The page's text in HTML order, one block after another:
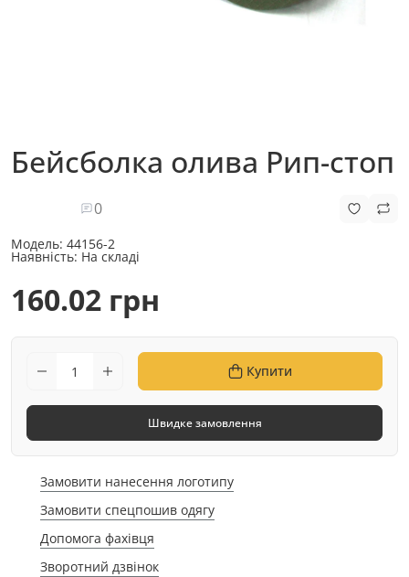
Бейсболка олива Рип-стоп
0
Модель: 44156-2
Наявність: На складі
160.02 грн
Купити
Швидке замовлення
Замовити нанесення логотипу
Замовити спецпошив одягу
Допомога фахівця
Зворотний дзвінок